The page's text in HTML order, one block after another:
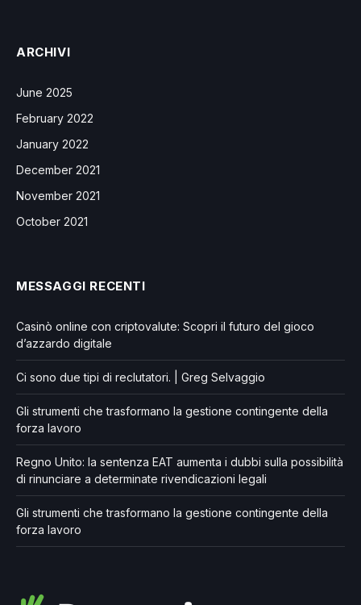
ARCHIVI
June 2025
February 2022
January 2022
December 2021
November 2021
October 2021
MESSAGGI RECENTI
Casinò online con criptovalute: Scopri il futuro del gioco
d’azzardo digitale
Ci sono due tipi di reclutatori. | Greg Selvaggio
Gli strumenti che trasformano la gestione contingente della
forza lavoro
Regno Unito: la sentenza EAT aumenta i dubbi sulla possibilità
di rinunciare a determinate rivendicazioni legali
Gli strumenti che trasformano la gestione contingente della
forza lavoro